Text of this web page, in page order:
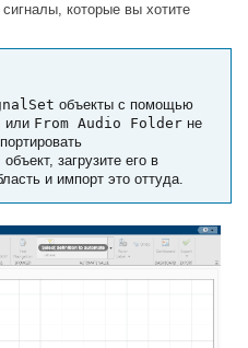
которые вы хотите
объекты с помощью
или From Audio Folder не
объект, загрузите его в
и импорт это оттуда.